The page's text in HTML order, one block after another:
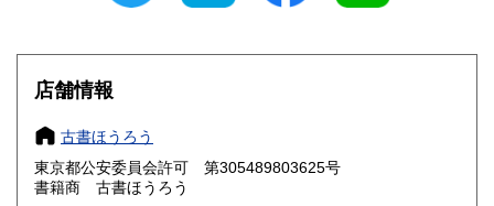
大阪府
奈良県
鳥取県 200円 島根県
店舗情報
古書ほうろう
東京都公安委員会許可 第305489803625号
書籍商 古書ほうろう